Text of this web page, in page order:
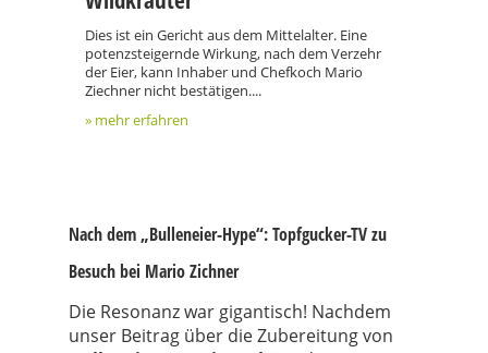
Dies ist ein Gericht aus dem Mittelalter. Eine
potenzsteigernde Wirkung, nach dem Verzehr
der Eier, kann Inhaber und Chefkoch Mario
Ziechner nicht bestätigen....
» mehr erfahren
Nach dem „Bulleneier-Hype“: Topfgucker-TV zu
Besuch bei Mario Zichner
Die Resonanz war gigantisch! Nachdem
unser Beitrag über die Zubereitung von